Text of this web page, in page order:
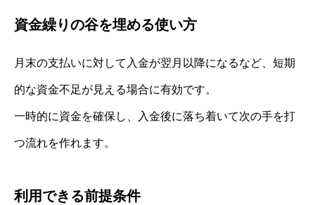
資金繰りの谷を埋める使い方
月末の支払いに対して入金が翌月以降になるなど、短期
的な資金不足が見える場合に有効です。
一時的に資金を確保し、入金後に落ち着いて次の手を打
つ流れを作れます。
利用できる前提条件